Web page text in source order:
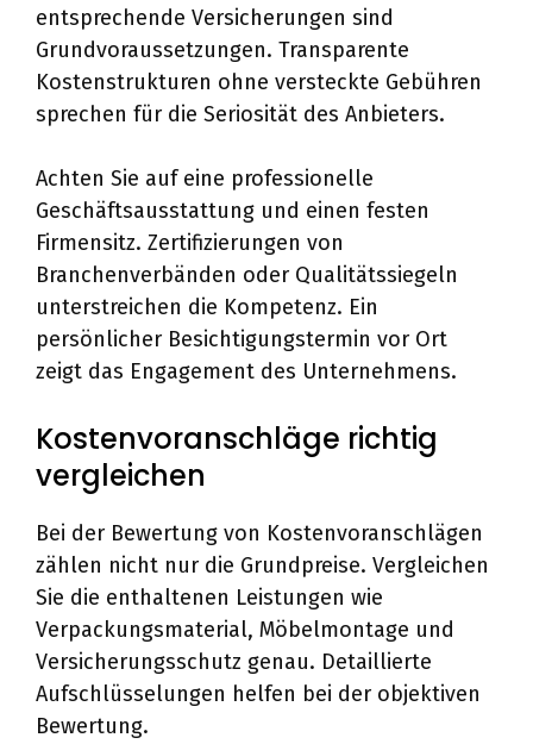
entsprechende Versicherungen sind
Grundvoraussetzungen. Transparente
Kostenstrukturen ohne versteckte Gebühren
sprechen für die Seriosität des Anbieters.
Achten Sie auf eine professionelle
Geschäftsausstattung und einen festen
Firmensitz. Zertifizierungen von
Branchenverbänden oder Qualitätssiegeln
unterstreichen die Kompetenz. Ein
persönlicher Besichtigungstermin vor Ort
zeigt das Engagement des Unternehmens.
Kostenvoranschläge richtig
vergleichen
Bei der Bewertung von Kostenvoranschlägen
zählen nicht nur die Grundpreise. Vergleichen
Sie die enthaltenen Leistungen wie
Verpackungsmaterial, Möbelmontage und
Versicherungsschutz genau. Detaillierte
Aufschlüsselungen helfen bei der objektiven
Bewertung.